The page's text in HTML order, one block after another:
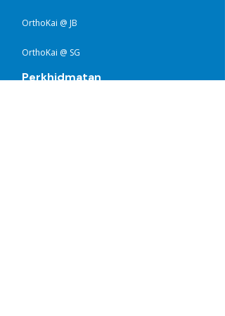
OrthoKai @ JB
OrthoKai @ SG
Perkhidmatan